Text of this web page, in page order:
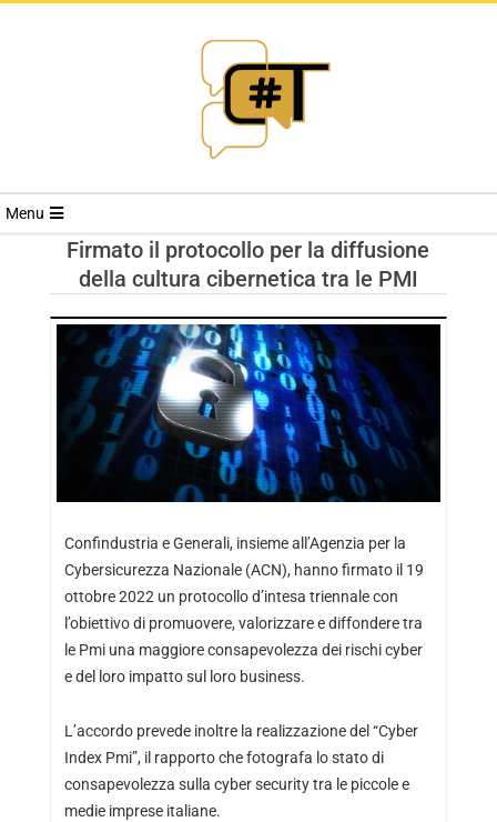
RIVISTA
TRENDS
Menu
Firmato il protocollo per la diffusione
della cultura cibernetica tra le PMI
Confindustria e Generali, insieme all’Agenzia per la
Cybersicurezza Nazionale (ACN), hanno firmato il 19
ottobre 2022 un protocollo d’intesa triennale con
l’obiettivo di promuovere, valorizzare e diffondere tra
le Pmi una maggiore consapevolezza dei rischi cyber
e del loro impatto sul loro business.
L’accordo prevede inoltre la realizzazione del “Cyber
Index Pmi”, il rapporto che fotografa lo stato di
consapevolezza sulla cyber security tra le piccole e
medie imprese italiane.